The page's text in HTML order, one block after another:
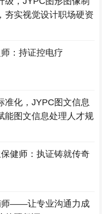
夯实视觉设计职场硬资
：持证控电疗
准化，JYPC图文信息
能图文信息处理人才规
健师：执证铸就传奇
师——让专业沟通力成